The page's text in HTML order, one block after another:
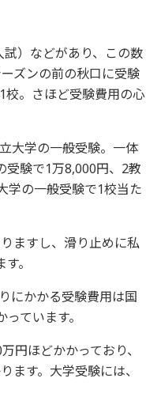
）などがあり、この数
ズンの前の秋口に受験
校。さほど受験費用の心
大学の一般受験。一体
受験で1万8,000円、2教
学の一般受験で1校当た
ますし、滑り止めに私
。
にかかる受験費用は国
ています。
円ほどかかっており、
ます。大学受験には、